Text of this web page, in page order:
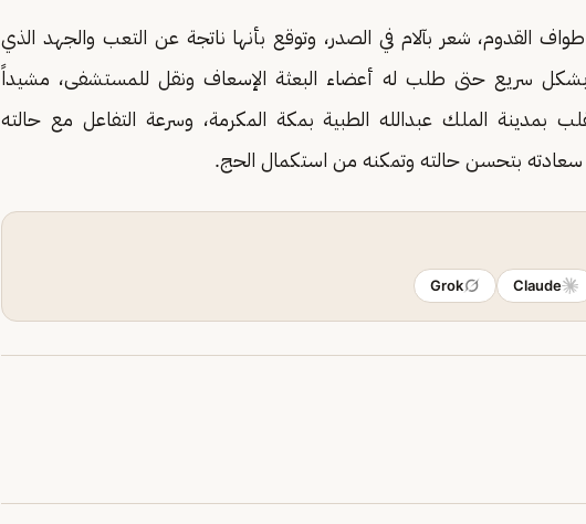
القدوم، شعر بآلام في الصدر، وتوقع بأنها ناتجة عن التعب والجهد الذي
بشكل سريع حتى طلب له أعضاء البعثة الإسعاف ونقل للمستشفى، مشيداً
بمدينة الملك عبدالله الطبية بمكة المكرمة، وسرعة التفاعل مع حالته
سعادته بتحسن حالته وتمكنه من استكمال الحج.
Claude
Grok